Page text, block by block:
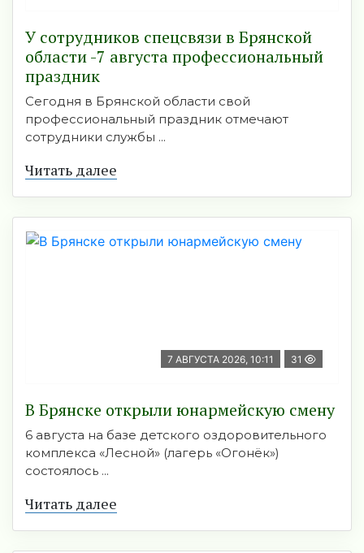
У сотрудников спецсвязи в Брянской
области -7 августа профессиональный
праздник
Сегодня в Брянской области свой
профессиональный праздник отмечают
сотрудники службы ...
Читать далее
7 АВГУСТА 2026, 10:11 31
В Брянске открыли юнармейскую смену
6 августа на базе детского оздоровительного
комплекса «Лесной» (лагерь «Огонёк»)
состоялось ...
Читать далее